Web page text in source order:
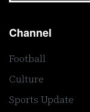
Channel
Football
Culture
Sports Update